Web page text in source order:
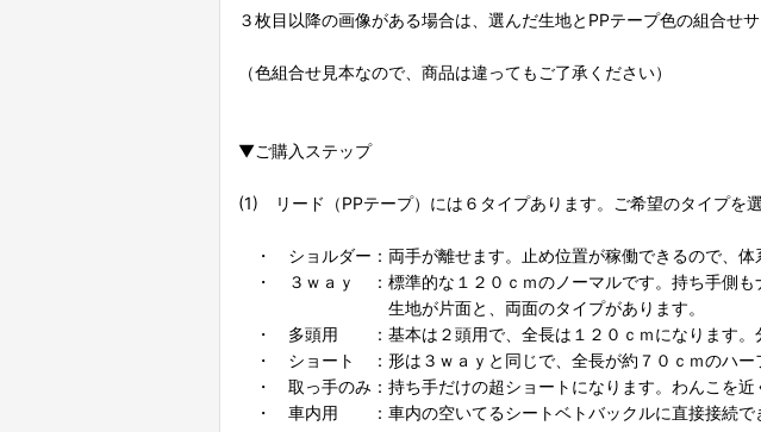
３枚目以降の画像がある場合は、選んだ生地とPPテープ色の組合せサ
（色組合せ見本なので、商品は違ってもご了承ください）
▼ご購入ステップ
(1) リード（PPテープ）には６タイプあります。ご希望のタイプを選
・ ショルダー：両手が離せます。止め位置が稼働できるので、体
・ ３ｗａｙ ：標準的な１２０ｃｍのノーマルです。持ち手側も
生地が片面と、両面のタイプがあります。
・ 多頭用 ：基本は２頭用で、全長は１２０ｃｍになります。分
・ ショート ：形は３ｗａｙと同じで、全長が約７０ｃｍのハー
・ 取っ手のみ：持ち手だけの超ショートになります。わんこを近
・ 車内用 ：車内の空いてるシートベトバックルに直接接続でき